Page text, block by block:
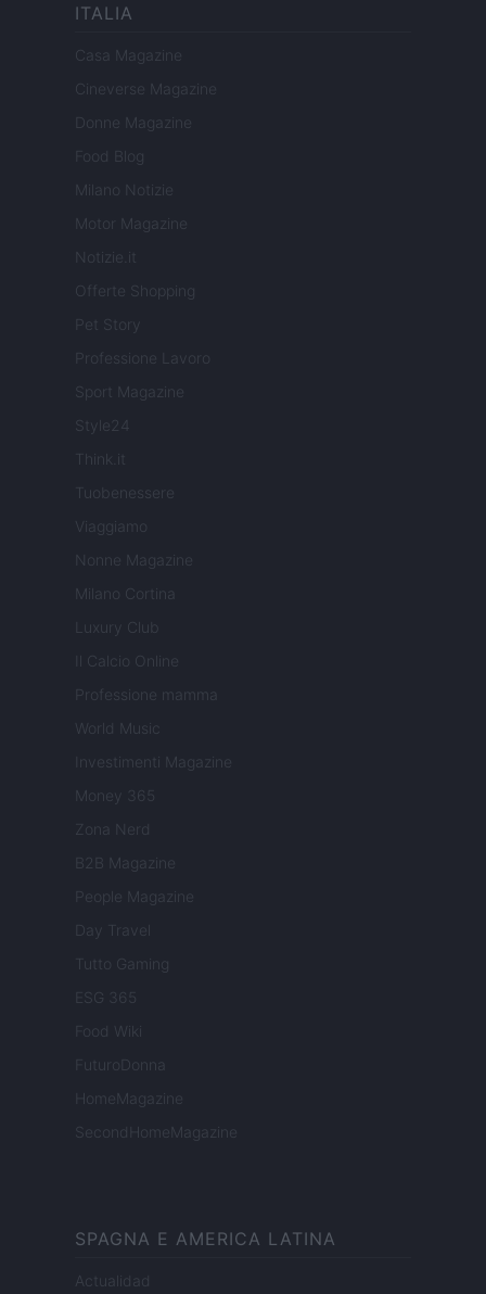
ITALIA
Casa Magazine
Cineverse Magazine
Donne Magazine
Food Blog
Milano Notizie
Motor Magazine
Notizie.it
Offerte Shopping
Pet Story
Professione Lavoro
Sport Magazine
Style24
Think.it
Tuobenessere
Viaggiamo
Nonne Magazine
Milano Cortina
Luxury Club
Il Calcio Online
Professione mamma
World Music
Investimenti Magazine
Money 365
Zona Nerd
B2B Magazine
People Magazine
Day Travel
Tutto Gaming
ESG 365
Food Wiki
FuturoDonna
HomeMagazine
SecondHomeMagazine
SPAGNA E AMERICA LATINA
Actualidad